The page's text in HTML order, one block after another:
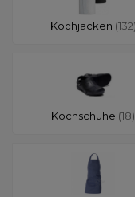
Kochjacken (132)
Kochschuhe (18)